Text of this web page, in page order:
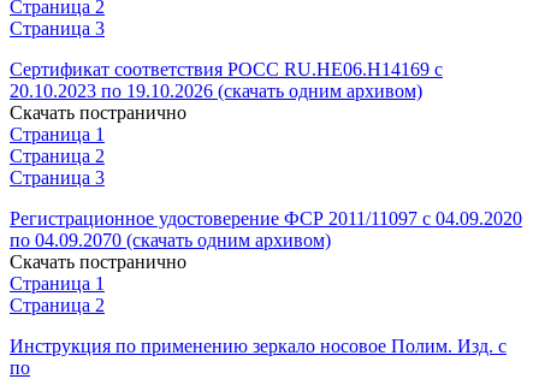
Страница 2
Страница 3
Сертификат соответствия РОСС RU.НЕ06.Н14169 с
20.10.2023 по 19.10.2026 (скачать одним архивом)
Скачать постранично
Страница 1
Страница 2
Страница 3
Регистрационное удостоверение ФСР 2011/11097 с 04.09.2020
по 04.09.2070 (скачать одним архивом)
Скачать постранично
Страница 1
Страница 2
Инструкция по применению зеркало носовое Полим. Изд. с
по